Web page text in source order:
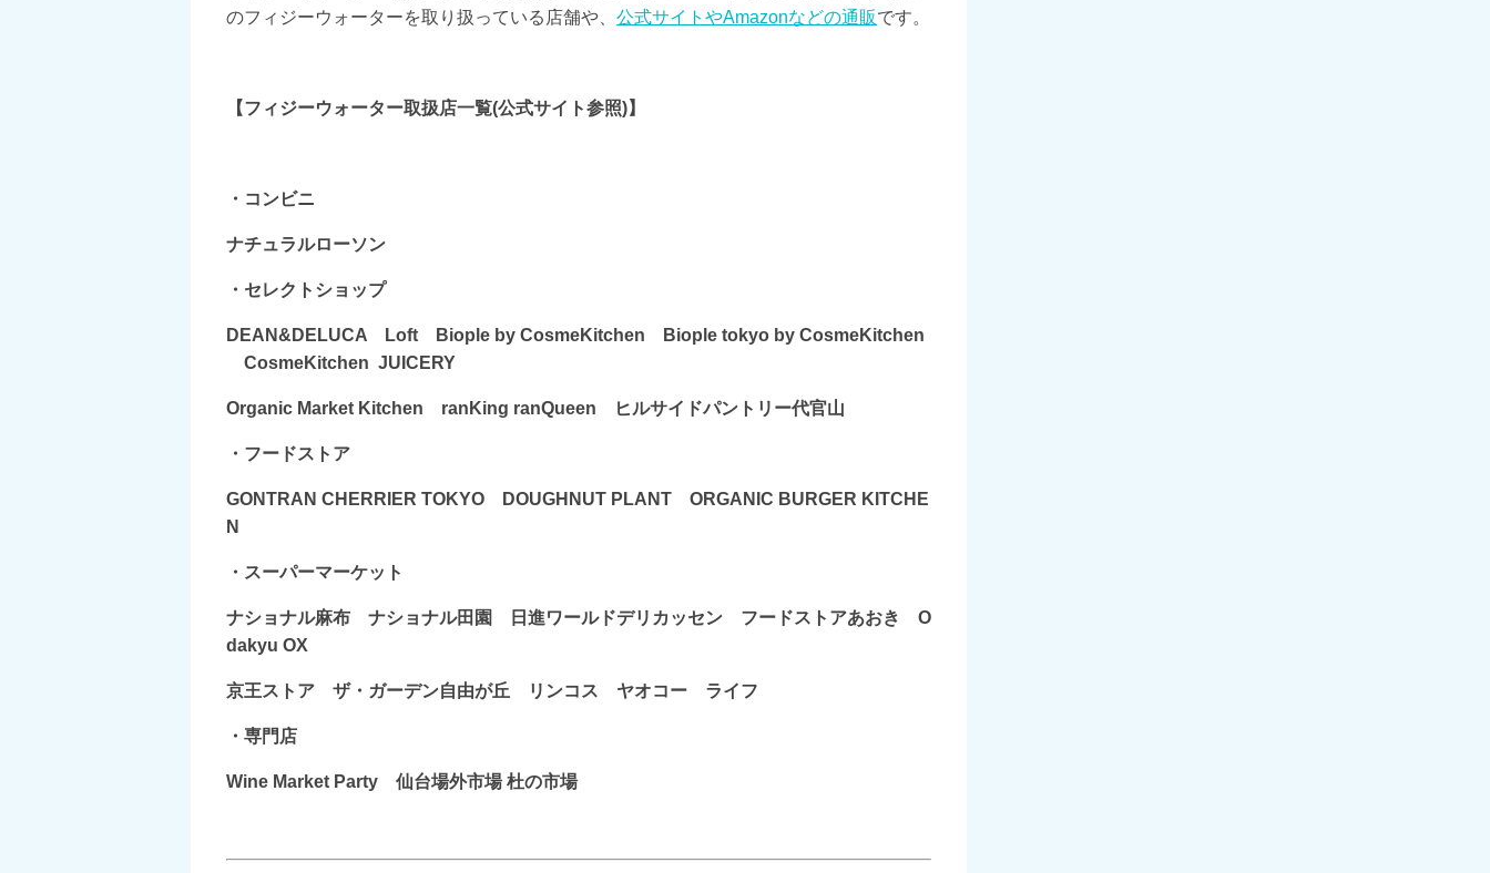
のフィジーウォーターを取り扱っている店舗や、 公式サイトやAmazonなどの通販です。
【フィジーウォーター取扱店一覧(公式サイト参照)】
・コンビニ
ナチュラルローソン
・セレクトショップ
DEAN&DELUCA Loft Biople by CosmeKitchen Biople tokyo by CosmeKitchen
CosmeKitchen JUICERY
Organic Market Kitchen ranKing ranQueen ヒルサイドパントリー代官山
・フードストア
GONTRAN CHERRIER TOKYO DOUGHNUT PLANT ORGANIC BURGER KITCHE
N
・スーパーマーケット
ナショナル麻布 ナショナル田園 日進ワールドデリカッセン フードストアあおき O
dakyu OX
京王ストア ザ・ガーデン自由が丘 リンコス ヤオコー ライフ
・専門店
Wine Market Party 仙台場外市場 杜の市場